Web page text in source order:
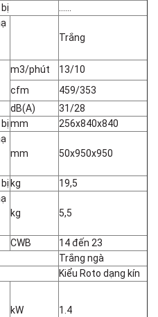
Trắng
m3/phút
13/10
cfm
459/353
dB(A)
31/28
mm
256x840x840
mm 50x950x950
kg
19,5
kg 5,5
CWB 14 đến 23
Trắng ngà
Kiểu Roto dạng kín
kW 1.4